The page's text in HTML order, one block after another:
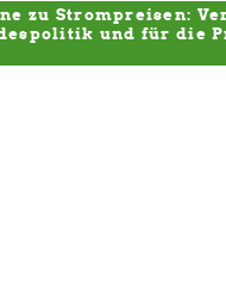
zu Strompreisen:
und für die